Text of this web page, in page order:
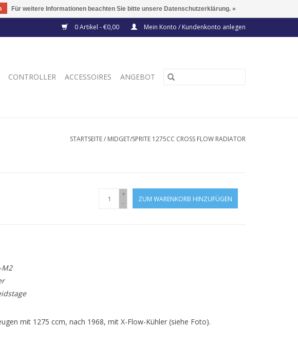
0 Artikel - €0,00 Mein Konto / Kundenkonto anlegen
CONTROLLER ACCESSOIRES ANGEBOT
STARTSEITE/ MIDGET/SPRITE 1275CC CROSS FLOW RADIATOR
+
-
ZUM WARENKORB HINZUFÜGEN
M2
mit 1275 ccm, nach 1968, mit X-Flow-Kühler (siehe Foto).
Für weitere Informationen beachten Sie bitte unsere Datenschutzerklärung. »